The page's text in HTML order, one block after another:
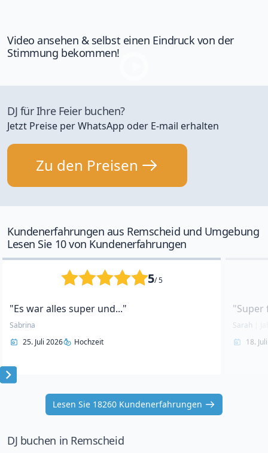
Video ansehen & selbst einen Eindruck von der
Stimmung bekommen!
DJ für Ihre Feier buchen?
Jetzt Preise per WhatsApp oder E-mail erhalten
Zu den Preisen
Kundenerfahrungen aus Remscheid und Umgebung
Lesen Sie 10 von Kundenerfahrungen
5/ 5
"Es war alles super und..."
Sabrina
25. Juli 2026
Hochzeit
"Super
Sarah
18.
Item
Lesen Sie 18260 Kundenerfahrungen
DJ buchen in Remscheid